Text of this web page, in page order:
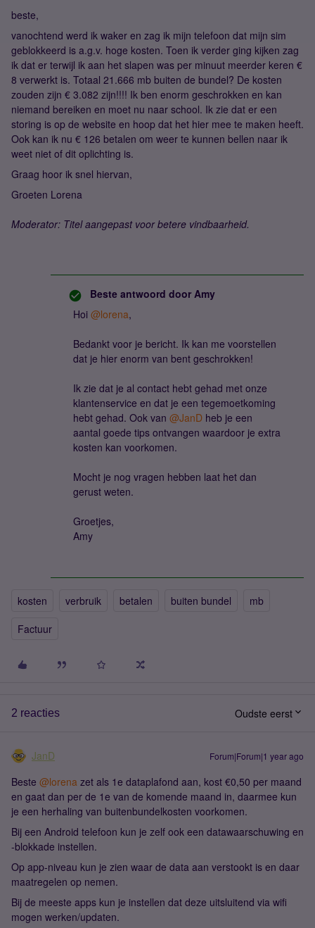
beste,
vanochtend werd ik waker en zag ik mijn telefoon dat mijn sim
geblokkeerd is a.g.v. hoge kosten. Toen ik verder ging kijken zag
ik dat er terwijl ik aan het slapen was per minuut meerder keren €
8 verwerkt is. Totaal 21.666 mb buiten de bundel? De kosten
zouden zijn € 3.082 zijn!!!! Ik ben enorm geschrokken en kan
niemand bereiken en moet nu naar school. Ik zie dat er een
storing is op de website en hoop dat het hier mee te maken heeft.
Ook kan ik nu € 126 betalen om weer te kunnen bellen naar ik
weet niet of dit oplichting is.
Graag hoor ik snel hiervan,
Groeten Lorena
Moderator: Titel aangepast voor betere vindbaarheid.
Beste antwoord door Amy
Hoi ​ @lorena,
Bedankt voor je bericht. Ik kan me voorstellen
dat je hier enorm van bent geschrokken!
Ik zie dat je al contact hebt gehad met onze
klantenservice en dat je een tegemoetkoming
hebt gehad. Ook van ​ @JanD heb je een
aantal goede tips ontvangen waardoor je extra
kosten kan voorkomen.
Mocht je nog vragen hebben laat het dan
gerust weten.
Groetjes,
Amy
kosten verbruik betalen buiten bundel
mb
Factuur
2 reacties Oudste eerst
JanD Forum|Forum|1 year ago
Beste ​ @lorena zet als 1e dataplafond aan, kost €0,50 per maand
en gaat dan per de 1e van de komende maand in, daarmee kun
je een herhaling van buitenbundelkosten voorkomen.
Bij een Android telefoon kun je zelf ook een datawaarschuwing en
-blokkade instellen.
Op app-niveau kun je zien waar de data aan verstookt is en daar
maatregelen op nemen.
Bij de meeste apps kun je instellen dat deze uitsluitend via wifi
mogen werken/updaten.